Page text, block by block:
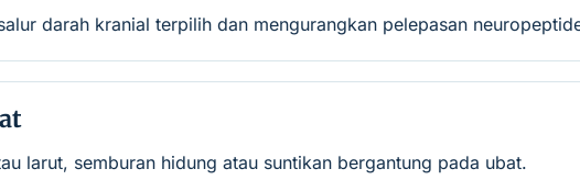
darah kranial terpilih dan mengurangkan pelepasan
larut, semburan hidung atau suntikan bergantung pada ubat.